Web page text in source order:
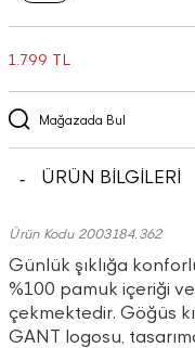
Mağazada Bul
1.799 TL
ÜRÜN BİLGİLERİ
Ürün Kodu 2003184.362
Günlük şıklığa
%100 pamuk içeriği
çekmektedir. Göğüs
GANT logosu,